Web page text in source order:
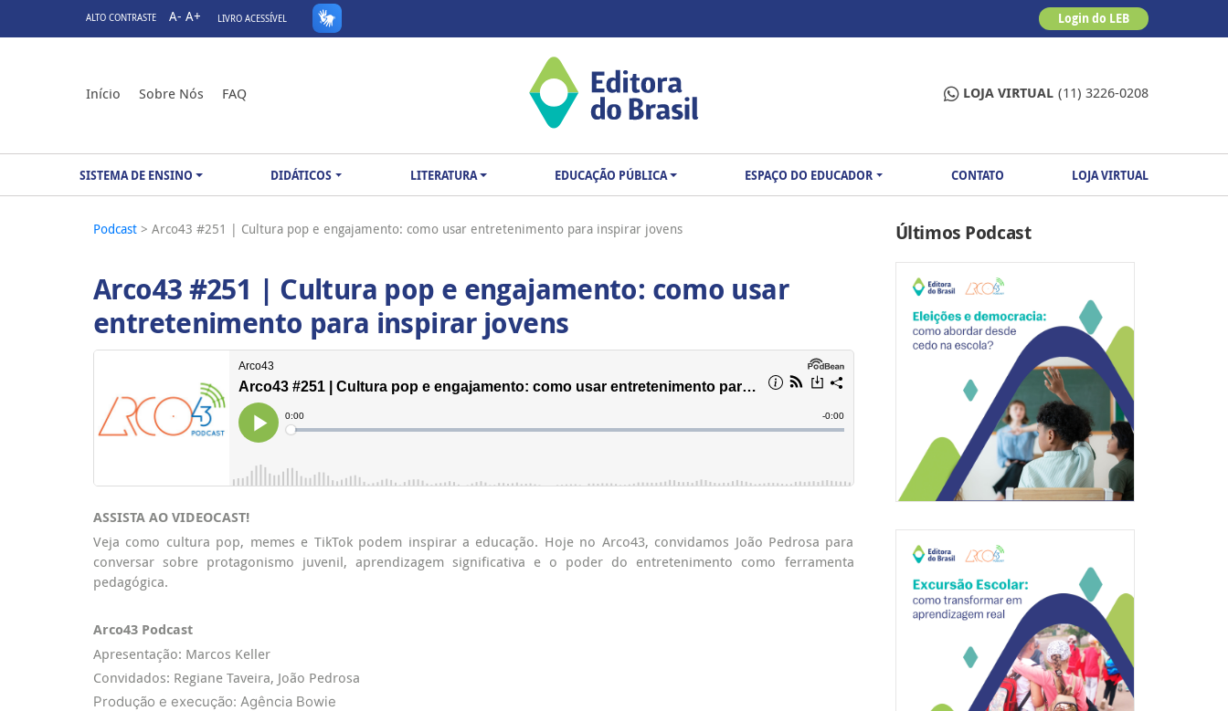
ALTO CONTRASTE A- A+ LIVRO ACESSÍVEL Login do LEB
Início Sobre Nós FAQ LOJA VIRTUAL (11) 3226-0208
SISTEMA DE ENSINO DIDÁTICOS LITERATURA EDUCAÇÃO PÚBLICA ESPAÇO DO EDUCADOR CONTATO LOJA VIRTUAL
Podcast > Arco43 #251 | Cultura pop e engajamento: como usar entretenimento para inspirar jovens
Arco43 #251 | Cultura pop e engajamento: como usar
entretenimento para inspirar jovens
ASSISTA AO VIDEOCAST!
Veja como cultura pop, memes e TikTok podem inspirar a educação. Hoje no Arco43, convidamos João Pedrosa para
conversar sobre protagonismo juvenil, aprendizagem significativa e o poder do entretenimento como ferramenta
pedagógica.
Arco43 Podcast
Apresentação: Marcos Keller
Convidados: Regiane Taveira, João Pedrosa
Produção e execução: Agência Bowie
Últimos Podcast